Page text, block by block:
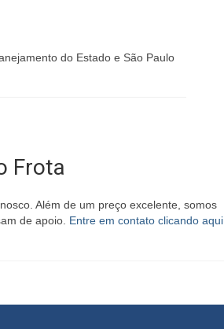
do Estado e São Paulo
Frota
Além de um preço excelente, somos
de apoio. Entre em contato clicando aqui.